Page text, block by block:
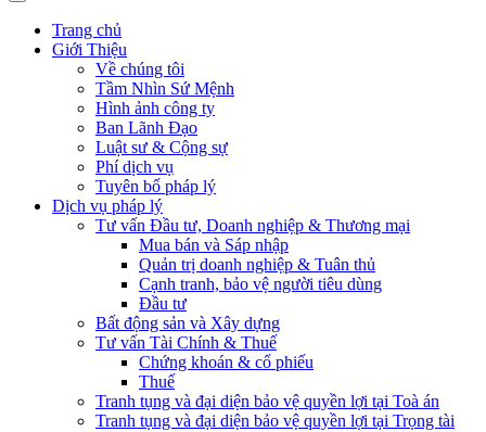
Trang chủ
Giới Thiệu
Về chúng tôi
Tầm Nhìn Sứ Mệnh
Hình ảnh công ty
Ban Lãnh Đạo
Luật sư & Cộng sự
Phí dịch vụ
Tuyên bố pháp lý
Dịch vụ pháp lý
Tư vấn Đầu tư, Doanh nghiệp & Thương mại
Mua bán và Sáp nhập
Quản trị doanh nghiệp & Tuân thủ
Cạnh tranh, bảo vệ người tiêu dùng
Đầu tư
Bất động sản và Xây dựng
Tư vấn Tài Chính & Thuế
Chứng khoán & cổ phiếu
Thuế
Tranh tụng và đại diện bảo vệ quyền lợi tại Toà án
Tranh tụng và đại diện bảo vệ quyền lợi tại Trọng tài